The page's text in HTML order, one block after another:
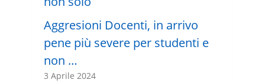
Aggresioni Docenti, in arrivo
pene più severe per studenti e
non …
3 Aprile 2024